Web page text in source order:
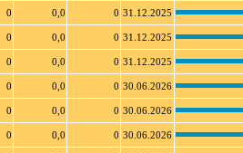
0 0,0 0 31.12.2025
0 0,0 0 31.12.2025
0 0,0 0 31.12.2025
0 0,0 0 30.06.2026
0 0,0 0 30.06.2026
0 0,0 0 30.06.2026